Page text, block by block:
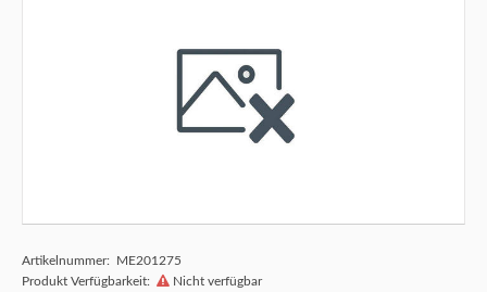
Artikelnummer: ME201275
Produkt Verfügbarkeit:
Nicht verfügbar